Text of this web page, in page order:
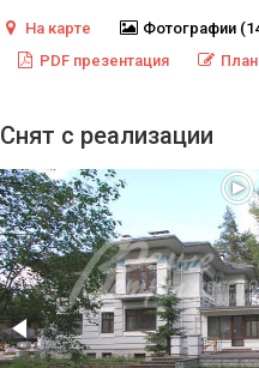
На карте Фотографии
PDF презентация
Снят с реализации